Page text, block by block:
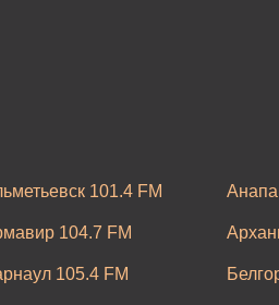
101.4 FM Анапа
104.7 FM
105.4 FM